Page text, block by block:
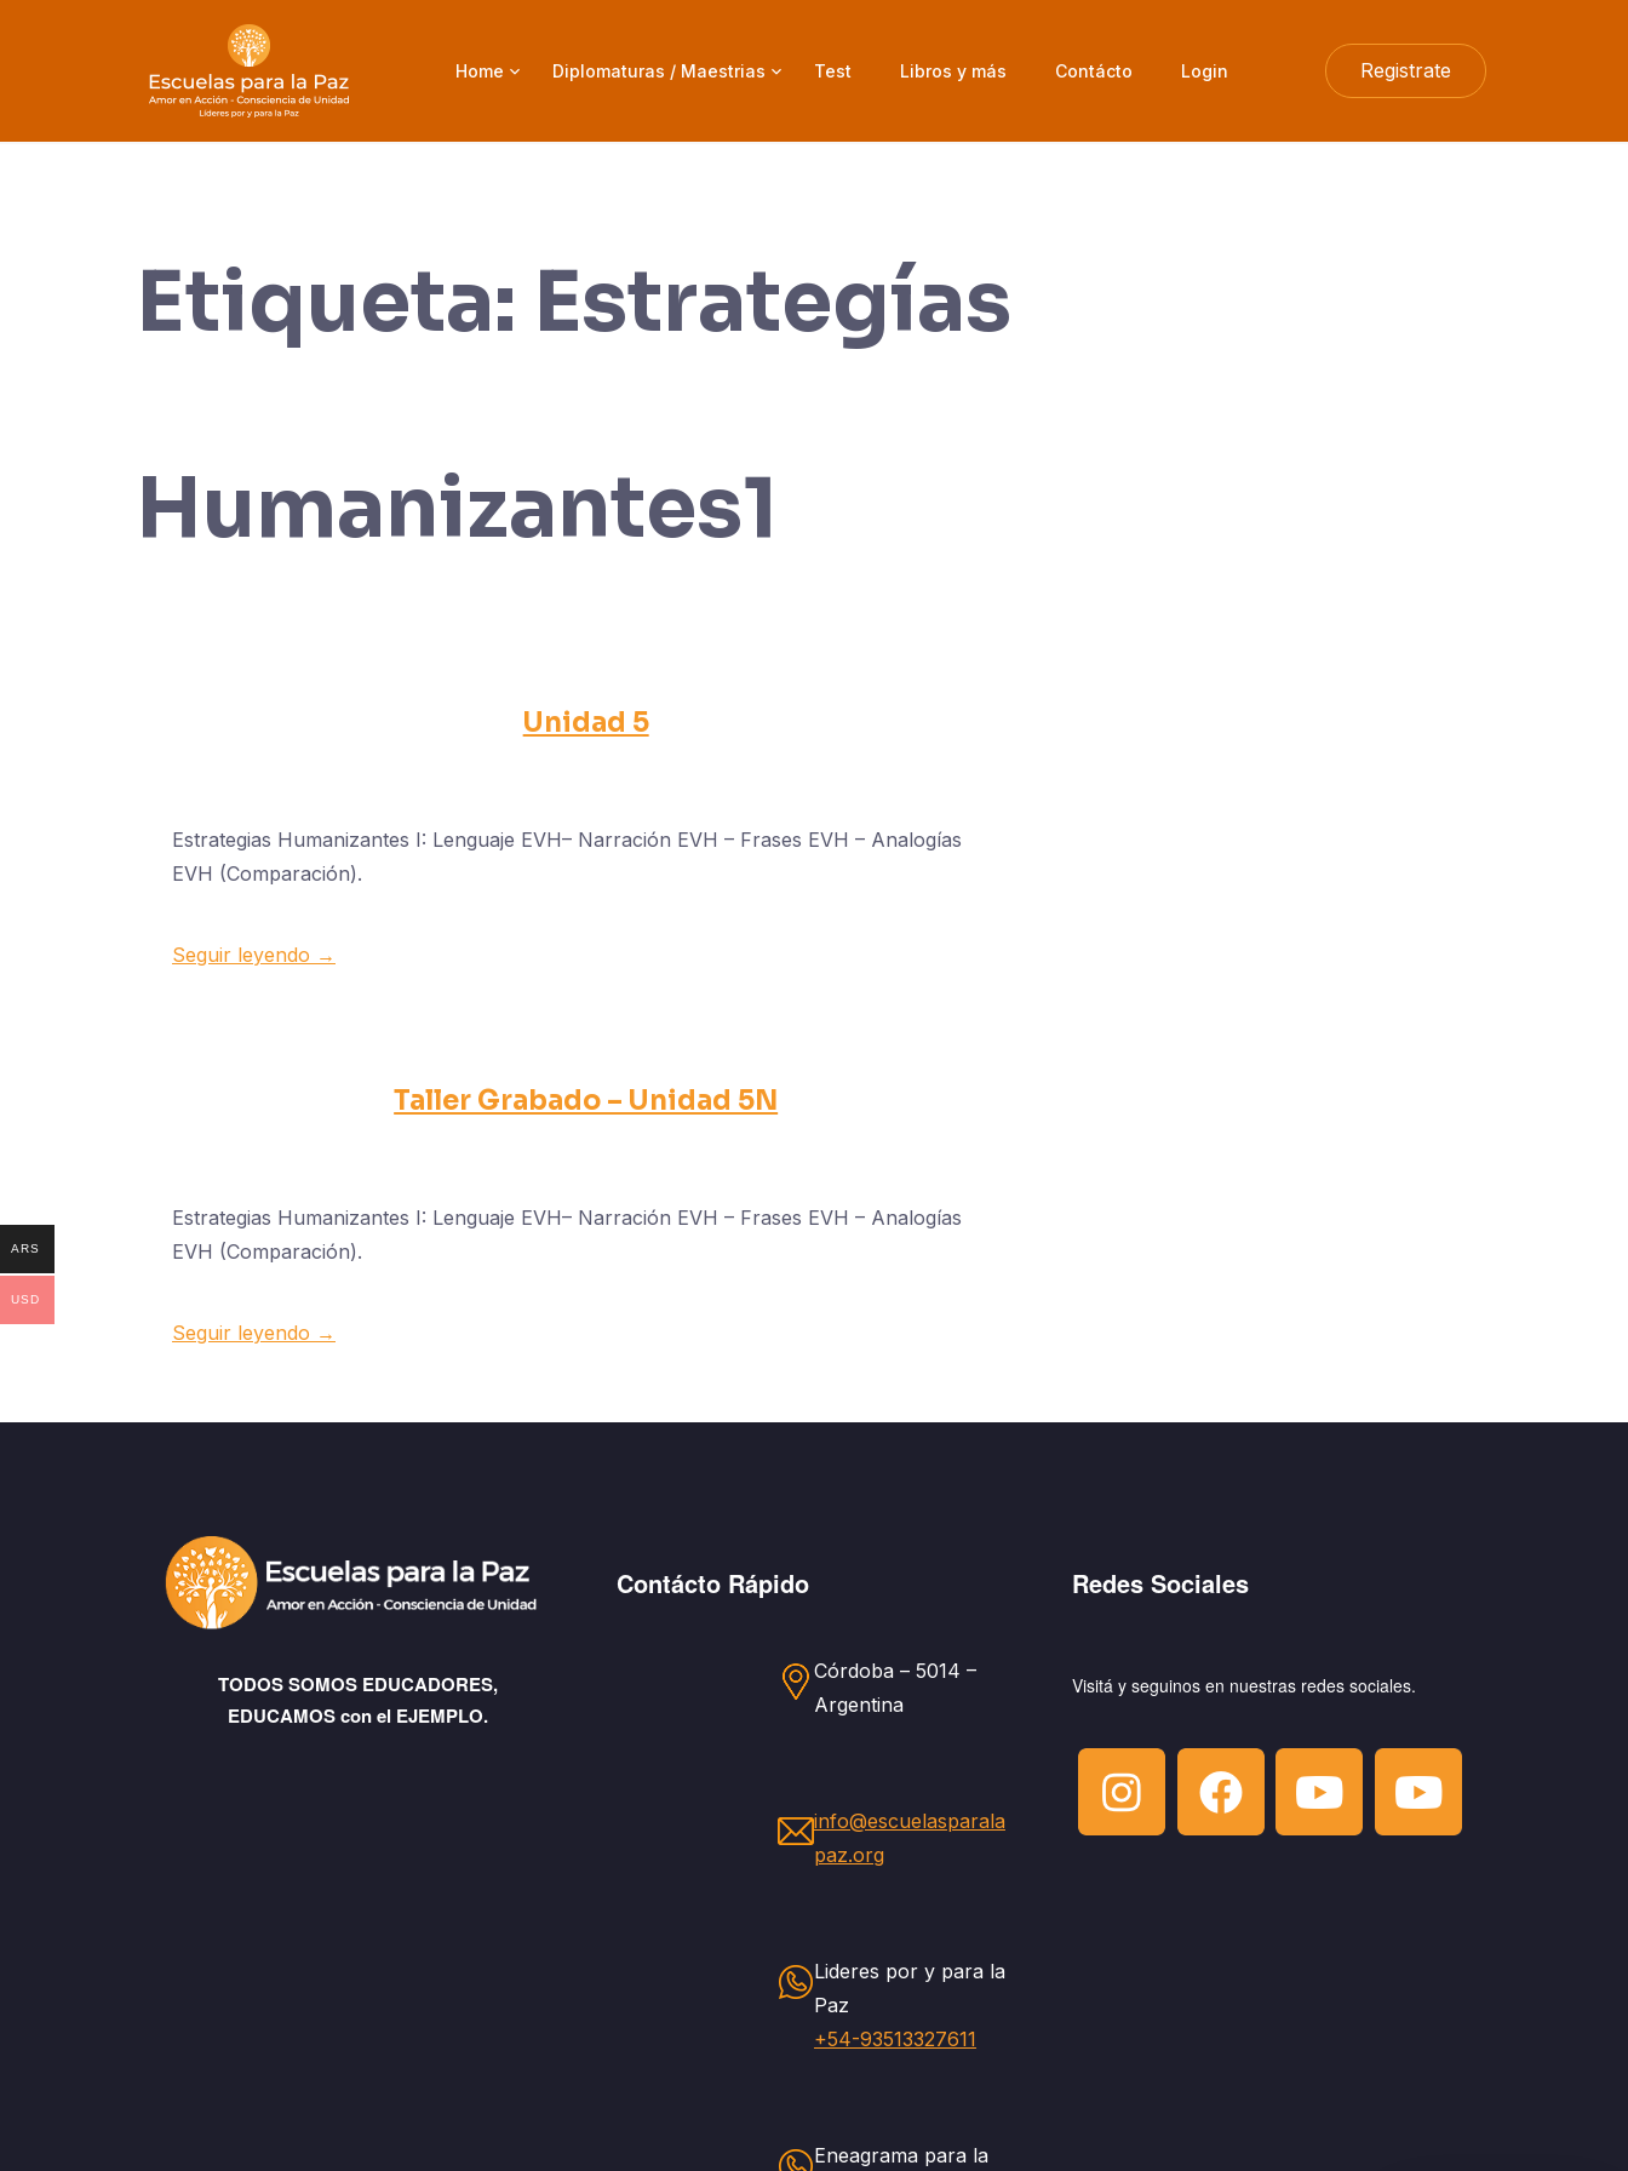
Home Diplomaturas / Maestrias Test Libros y más Contácto Login Registrate
Etiqueta: Estrategías
Humanizantes1
Unidad 5
Estrategias Humanizantes I: Lenguaje EVH– Narración EVH – Frases EVH – Analogías
EVH (Comparación).
Seguir leyendo →
Taller Grabado – Unidad 5N
Estrategias Humanizantes I: Lenguaje EVH– Narración EVH – Frases EVH – Analogías
EVH (Comparación).
Seguir leyendo →
TODOS SOMOS EDUCADORES,
EDUCAMOS con el EJEMPLO.
Contácto Rápido
Córdoba – 5014 –
Argentina
info@escuelasparala
paz.org
Lideres por y para la
Paz
+54-93513327611
Eneagrama para la
Redes Sociales
Visitá y seguinos en nuestras redes sociales.
ARS
USD